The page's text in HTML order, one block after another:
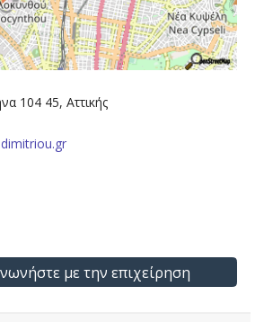
104 45, Αττικής
με την επιχείρηση